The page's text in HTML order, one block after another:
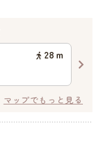
28 ｍ
マップでもっと見る